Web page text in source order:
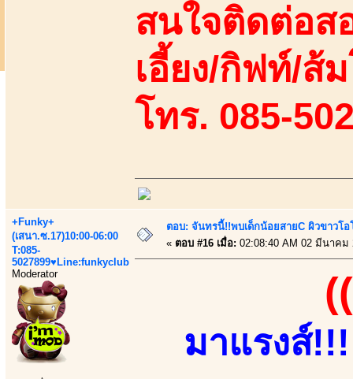
สนใจติดต่อส
เอี้ยง/กิฟท์/ส้
โทร. 085-
+Funky+
(เสนา.ซ.17)10:00-06:00
T:085-
5027899♥Line:funkyclub
Moderator
ตอบ: จันทรนี้!!พบเด็กน้อยสายC ผิวขาวโ
« ตอบ #16 เมื่อ: 02:08:40 AM 02 มีนาคม
มาแรงส์